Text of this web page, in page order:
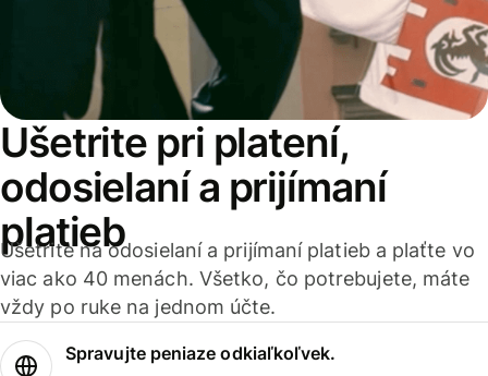
Ušetrite pri platení,
odosielaní a prijímaní
platieb
Ušetrite na odosielaní a prijímaní platieb a plaťte vo
viac ako 40 menách. Všetko, čo potrebujete, máte
vždy po ruke na jednom účte.
Spravujte peniaze odkiaľkoľvek.